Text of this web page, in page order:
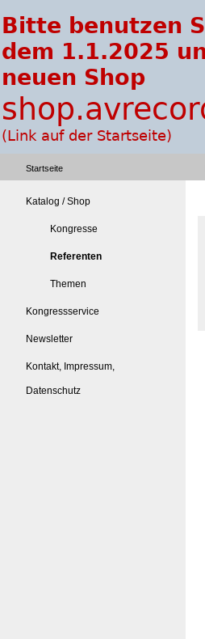
Startseite
Katalog / Shop
Kongresse
Referenten
Themen
Kongressservice
Newsletter
Kontakt, Impressum,
Datenschutz